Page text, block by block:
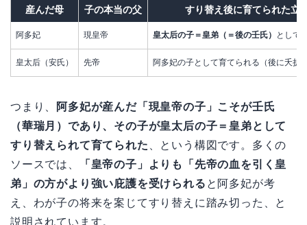
産んだ母 子の本当の父 すり替え後に育てられた立
阿多妃 現皇帝 皇太后の子＝皇弟（＝後の壬氏） として
皇太后（安氏） 先帝 阿多妃の子として育てられる（後に夭折
つまり、
阿多妃が産んだ「現皇帝の子」こそが壬氏
（華瑞月）であり、その子が皇太后の子＝皇弟として
すり替えられて育てられた 、という構図です。多くの
ソースでは、
「皇帝の子」よりも「先帝の血を引く皇
弟」の方がより強い庇護を受けられる と阿多妃が考
え、わが子の将来を案じてすり替えに踏み切った、と
説明されています。